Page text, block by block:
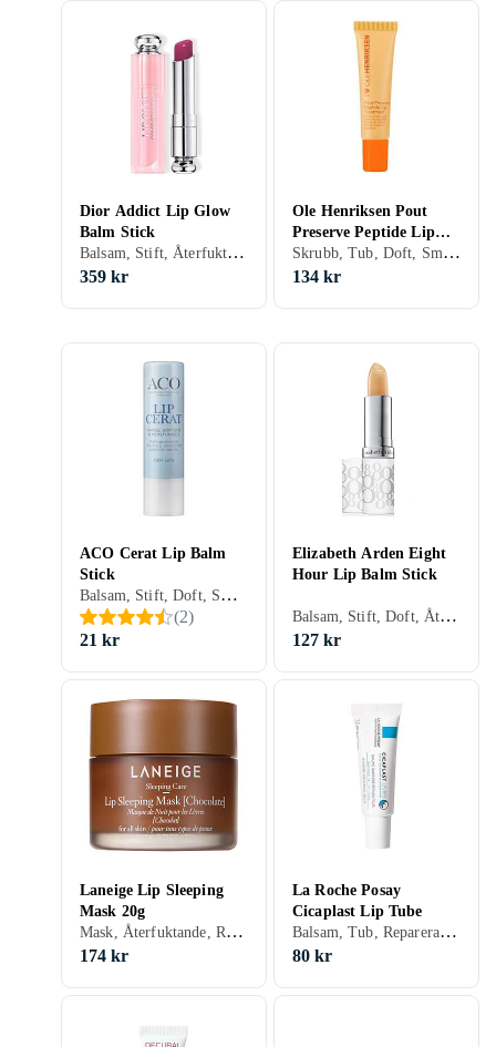
Dior Addict Lip Glow
Balm Stick
Balsam, Stift, Återfuktande, Solskydd, Eco
359 kr
Ole Henriksen Pout
Preserve Peptide Lip
Treatment Tube
Skrubb, Tub, Doft, Smak, Återfuktande, Närande, Färg
134 kr
ACO Cerat Lip Balm
Stick
Balsam, Stift, Doft, Smak, Återfuktande, Närande, Beeswax, Parabenfri
(2)
21 kr
Elizabeth Arden Eight
Hour Lip Balm Stick
Balsam, Stift, Doft, Återfuktande, Reparerande, Solskydd, Närande
127 kr
Laneige Lip Sleeping
Mask 20g
Mask, Återfuktande, Reparerande, Närande
174 kr
La Roche Posay
Cicaplast Lip Tube
Balsam, Tub, Reparerande
80 kr